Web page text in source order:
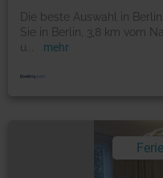
Die beste Auswahl in
Sie in Berlin, 3,8 km vom
u
mehr